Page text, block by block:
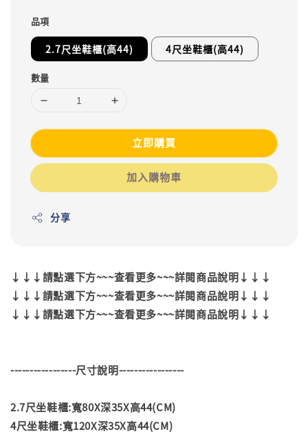
品項
2.7尺坐鞋櫃(高44) 4尺坐鞋櫃(高44)
數量
立即購買
加入購物車
分享
↓↓↓請點選下方~~~查看更多~~~詳閱商品說明↓↓↓
↓↓↓請點選下方~~~查看更多~~~詳閱商品說明↓↓↓
↓↓↓請點選下方~~~查看更多~~~詳閱商品說明↓↓↓
-----------------尺寸說明-----------------
2.7尺坐鞋櫃:寬80X深35X高44(CM)
4尺坐鞋櫃:寬120X深35X高44(CM)